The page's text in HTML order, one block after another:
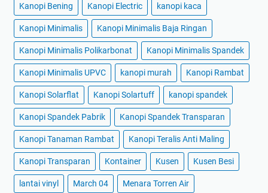
Kanopi Bening Kanopi Electric kanopi kaca
Kanopi Minimalis Kanopi Minimalis Baja Ringan
Kanopi Minimalis Polikarbonat Kanopi Minimalis Spandek
Kanopi Minimalis UPVC kanopi murah Kanopi Rambat
Kanopi Solarflat Kanopi Solartuff kanopi spandek
Kanopi Spandek Pabrik Kanopi Spandek Transparan
Kanopi Tanaman Rambat Kanopi Teralis Anti Maling
Kanopi Transparan Kontainer Kusen Kusen Besi
lantai vinyl March 04 Menara Torren Air